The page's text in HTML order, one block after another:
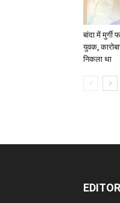
बांदा में मुर्गी
युवक,
निकला था